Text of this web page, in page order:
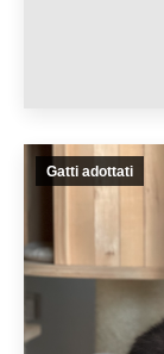
Gatti adottati